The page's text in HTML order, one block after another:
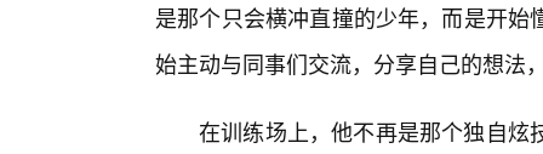
是那个只会横冲直撞的少年，而是开
始主动与同事们交流，分享自己的想法
在训练场上，他不再是那个独自炫